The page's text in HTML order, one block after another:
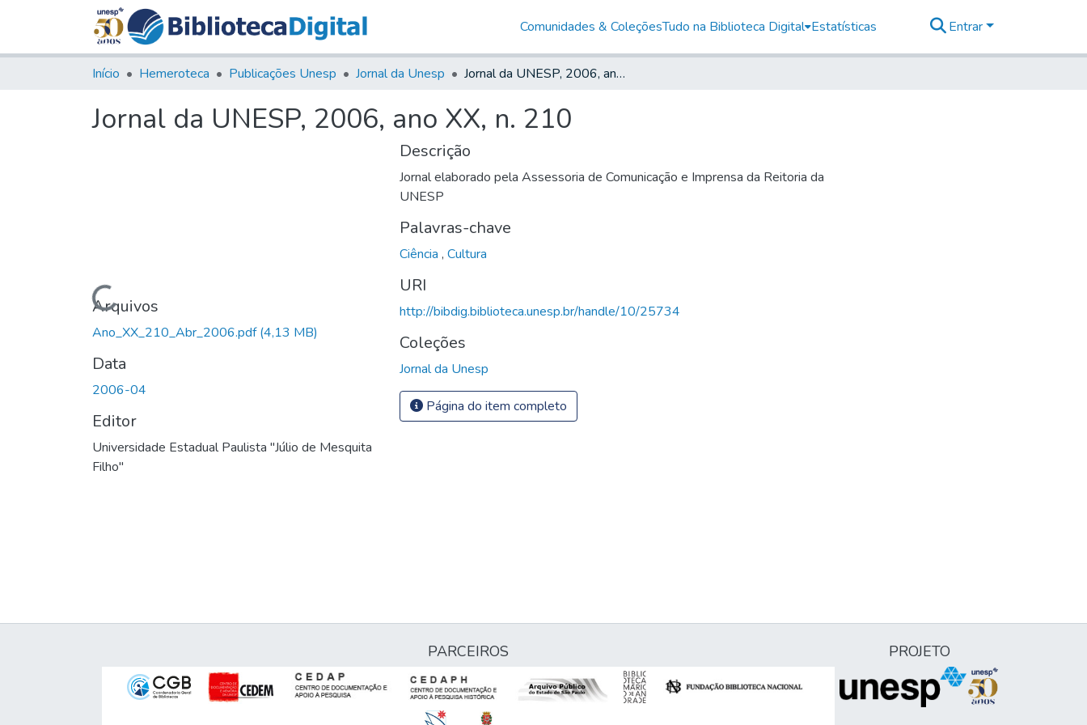
Comunidades & ColeçõesTudo na Biblioteca Digital Estatísticas Entrar
Início Hemeroteca Publicações Unesp Jornal da Unesp Jornal da UNESP, 2006, ano XX, n. 210
Jornal da UNESP, 2006, ano XX, n. 210
Carregando...
Arquivos
Ano_XX_210_Abr_2006.pdf(4,13 MB)
Data
2006-04
Editor
Universidade Estadual Paulista "Júlio de Mesquita
Filho"
Descrição
Jornal elaborado pela Assessoria de Comunicação e Imprensa da Reitoria da
UNESP
Palavras-chave
Ciência , Cultura
URI
http://bibdig.biblioteca.unesp.br/handle/10/25734
Coleções
Jornal da Unesp
Página do item completo
PARCEIROS PROJETO